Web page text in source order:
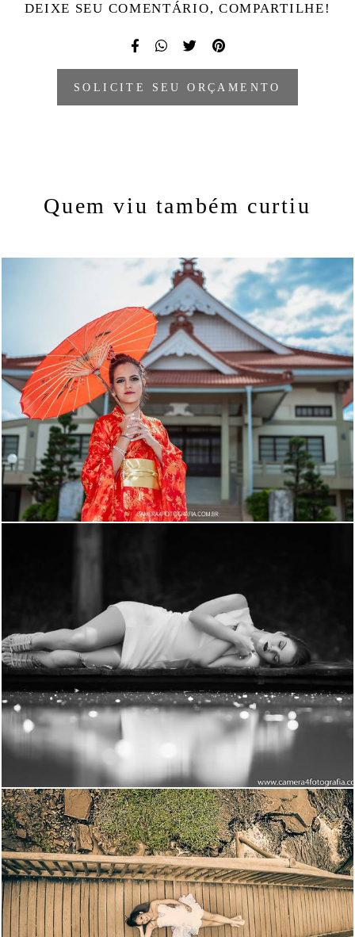
DEIXE SEU COMENTÁRIO, COMPARTILHE!
SOLICITE SEU ORÇAMENTO
Quem viu também curtiu
982 0
4874